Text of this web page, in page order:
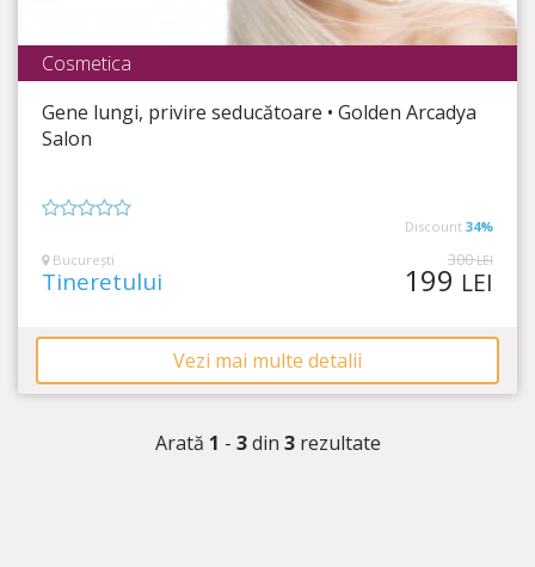
Timp Rămas
Cosmetica
Gene lungi, privire seducătoare • Golden Arcadya
Salon
din
5
Discount 34%
București
Tineretului
300LEI
199 LEI
Vezi mai multe detalii
Arată 1 - 3din 3rezultate